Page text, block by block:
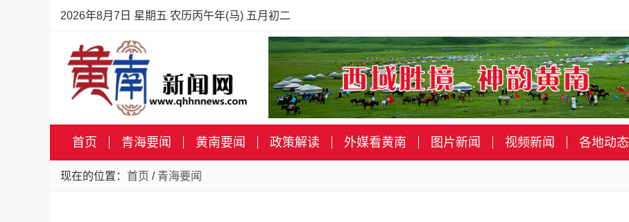
2026年8月7日 星期五 农历丙午年(马) 五月初二
首页 青海要闻 黄南要闻 政策解读 外媒看黄南 图片新闻 视频新闻 各地动态
现在的位置： 首页 / 青海要闻